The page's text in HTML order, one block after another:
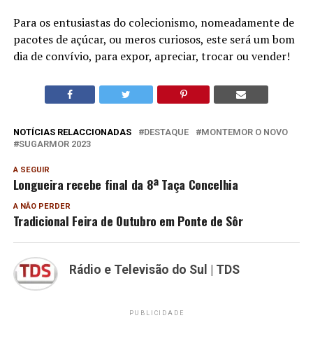
Para os entusiastas do colecionismo, nomeadamente de
pacotes de açúcar, ou meros curiosos, este será um bom
dia de convívio, para expor, apreciar, trocar ou vender!
NOTÍCIAS RELACCIONADAS DESTAQUE
MONTEMOR O NOVO
SUGARMOR 2023
A SEGUIR
Longueira recebe final da 8ª Taça Concelhia
A NÃO PERDER
Tradicional Feira de Outubro em Ponte de Sôr
Rádio e Televisão do Sul | TDS
PUBLICIDADE